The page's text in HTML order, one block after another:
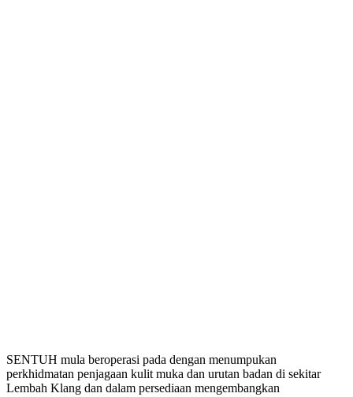
SENTUH mula beroperasi pada dengan menumpukan
perkhidmatan penjagaan kulit muka dan urutan badan di sekitar
Lembah Klang dan dalam persediaan mengembangkan